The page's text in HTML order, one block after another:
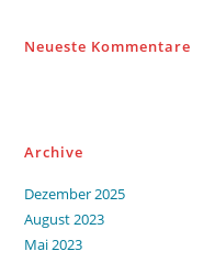
Neueste Kommentare
Archive
Dezember 2025
August 2023
Mai 2023